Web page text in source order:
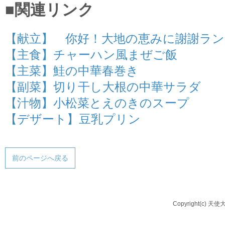
■関連リンク
【献立】 你好！大地の恵みに謝謝ラ
【主食】チャーハン風まぜご飯
【主菜】鮭の中華春巻き
【副菜】切り干し大根の中華サラダ
【汁物】小松菜とえのきのスープ
【デザート】豆乳プリン
前のページへ戻る
Copyright(c) 天使